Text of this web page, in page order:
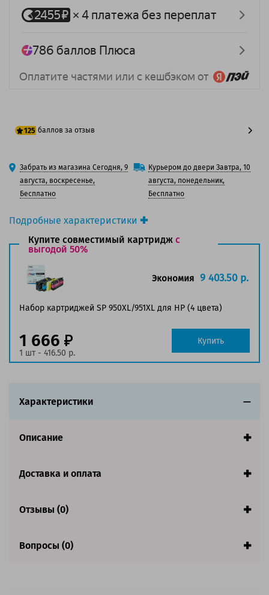
Подробные характеристики
Производитель принтера:HP
Производитель:HP
Вид товара:
Оригинальность:
Оригинальный
Черный
Ресурс: 2 300 страниц формата А4 при 5%
Совместим с аппаратами
125 баллов за отзыв
100 баллов
125 баллов
Забрать из магазина Сегодня, 9
августа, воскресенье,
Бесплатно
Курьером до двери Завтра, 10
августа, понедельник,
Бесплатно
Купите совместимый картридж с
выгодой 50%
Набор картриджей SP 950XL/951XL для HP (4 цвета)
Экономия 9 403.50 р.
1 666
1 шт - 416.50 р.
Купить
Характеристики
Описание
Доставка и оплата
Отзывы (0)
Вопросы (0)